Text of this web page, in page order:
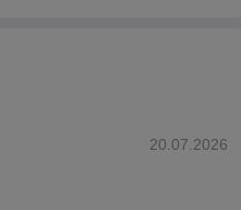
20.07.2026